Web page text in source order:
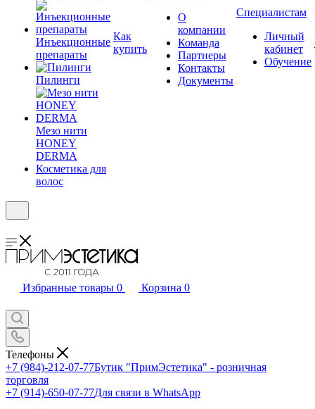
Инъекционные
препараты
Пилинги
Мезо нити
HONEY
DERMA
Косметика для
волос
Как
купить
О
компании
Команда
Партнеры
Контакты
Документы
Специалистам
Личный
кабинет
Обучение
Избранные товары 0 Корзина 0
Телефоны
+7 (984)-212-07-77Бутик "ПримЭстетика" - розничная
торговля
+7 (914)-650-07-77Для связи в WhatsApp